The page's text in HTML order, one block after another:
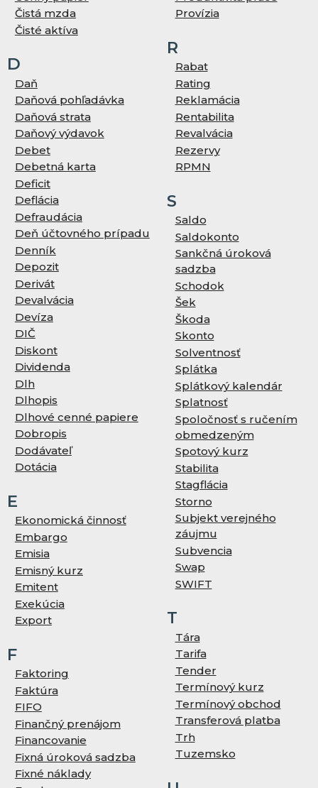
Čistá mzda
Čisté aktíva
D
Daň
Daňová pohľadávka
Daňová strata
Daňový výdavok
Debet
Debetná karta
Deficit
Deflácia
Defraudácia
Deň účtovného prípadu
Denník
Depozit
Derivát
Devalvácia
Devíza
DIČ
Diskont
Dividenda
Dlh
Dlhopis
Dlhové cenné papiere
Dobropis
Dodávateľ
Dotácia
E
Ekonomická činnosť
Embargo
Emisia
Emisný kurz
Emitent
Exekúcia
Export
F
Faktoring
Faktúra
FIFO
Finančný prenájom
Financovanie
Fixná úroková sadzba
Fixné náklady
Provízia
R
Rabat
Rating
Reklamácia
Rentabilita
Revalvácia
Rezervy
RPMN
S
Saldo
Saldokonto
Sankčná úroková
sadzba
Schodok
Šek
Škoda
Skonto
Solventnosť
Splátka
Splátkový kalendár
Splatnosť
Spoločnosť s ručením
obmedzeným
Spotový kurz
Stabilita
Stagflácia
Storno
Subjekt verejného
záujmu
Subvencia
Swap
SWIFT
T
Tára
Tarifa
Tender
Termínový kurz
Termínový obchod
Transferová platba
Trh
Tuzemsko